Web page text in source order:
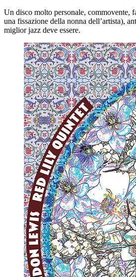
Un disco molto personale, commovente,
una fissazione della nonna dell’artista),
miglior jazz deve essere.